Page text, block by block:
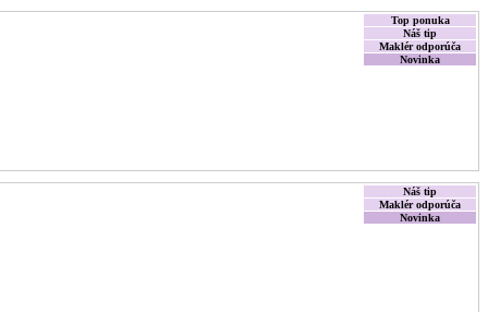
Top ponuka
Náš tip
Maklér odporúča
Novinka
Náš tip
Maklér odporúča
Novinka